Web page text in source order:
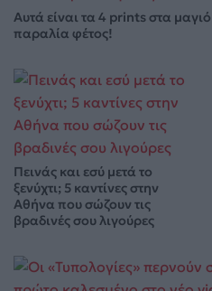
Αυτά είναι τα 4 prints στα
παραλία φέτος!
Πεινάς και εσύ μετά το
ξενύχτι; 5 καντίνες στην
Αθήνα που σώζουν τις
βραδινές σου λιγούρες